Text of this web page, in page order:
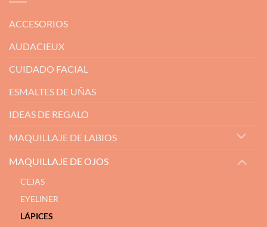
ACCESORIOS
AUDACIEUX
CUIDADO FACIAL
ESMALTES DE UÑAS
IDEAS DE REGALO
MAQUILLAJE DE LABIOS
MAQUILLAJE DE OJOS
CEJAS
EYELINER
LÁPICES